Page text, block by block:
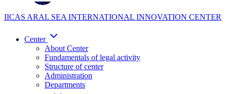
IICAS ARAL SEA INTERNATIONAL INNOVATION CENTER
Center
About Center
Fundamentals of legal activity
Structure of center
Administration
Departments